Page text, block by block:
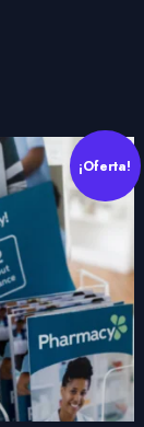
¡Oferta!